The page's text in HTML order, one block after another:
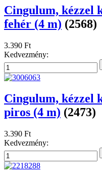
Cingulum, kézzel
fehér (4 m) (2568)
3.390 Ft
Kedvezmény:
Cingulum, kézzel
piros (4 m) (2473)
3.390 Ft
Kedvezmény: